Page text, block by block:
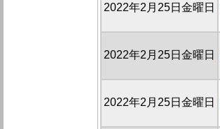
2022年2月25日金曜日
2022年2月25日金曜日
2022年2月25日金曜日